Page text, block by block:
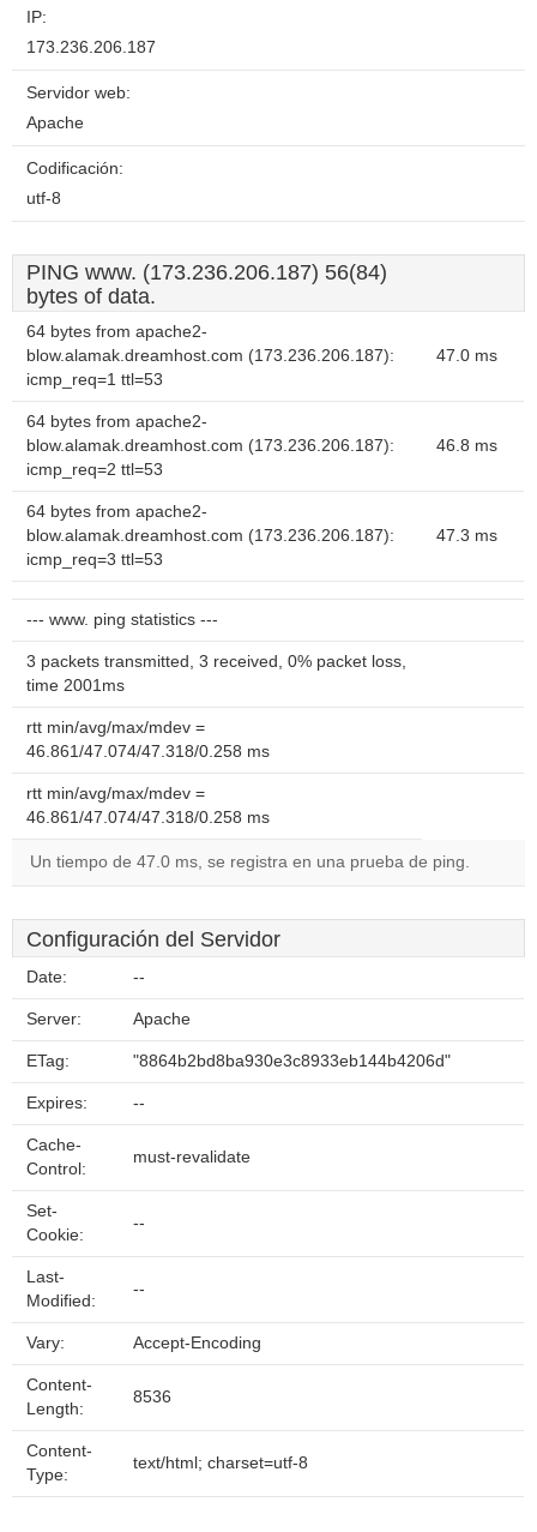
IP:
173.236.206.187
Servidor web:
Apache
Codificación:
utf-8
PING www. (173.236.206.187) 56(84)
bytes of data.
64 bytes from apache2-
blow.alamak.dreamhost.com (173.236.206.187):
icmp_req=1 ttl=53
47.0 ms
64 bytes from apache2-
blow.alamak.dreamhost.com (173.236.206.187):
icmp_req=2 ttl=53
46.8 ms
64 bytes from apache2-
blow.alamak.dreamhost.com (173.236.206.187):
icmp_req=3 ttl=53
47.3 ms
--- www. ping statistics ---
3 packets transmitted, 3 received, 0% packet loss,
time 2001ms
rtt min/avg/max/mdev =
46.861/47.074/47.318/0.258 ms
rtt min/avg/max/mdev =
46.861/47.074/47.318/0.258 ms
Un tiempo de 47.0 ms, se registra en una prueba de ping.
Configuración del Servidor
Date: --
Server: Apache
ETag: "8864b2bd8ba930e3c8933eb144b4206d"
Expires: --
Cache-
Control:
must-revalidate
Set-
Cookie:
--
Last-
Modified:
--
Vary: Accept-Encoding
Content-
Length:
8536
Content-
Type:
text/html; charset=utf-8